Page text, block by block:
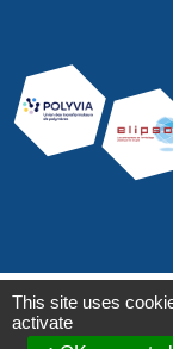
This site uses
activate